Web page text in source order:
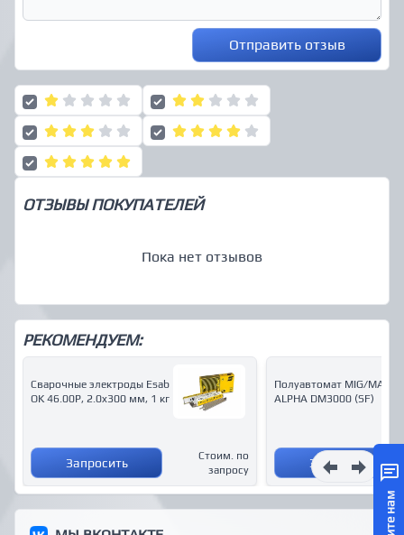
Отправить отзыв
ОТЗЫВЫ ПОКУПАТЕЛЕЙ
Пока нет отзывов
РЕКОМЕНДУЕМ:
Сварочные электроды Esab
OK 46.00P, 2.0x300 мм, 1 кг
Запросить
Стоим. по
запросу
Полуавтомат MIG/MAG
ALPHA DM3000 (SF)
Запросить